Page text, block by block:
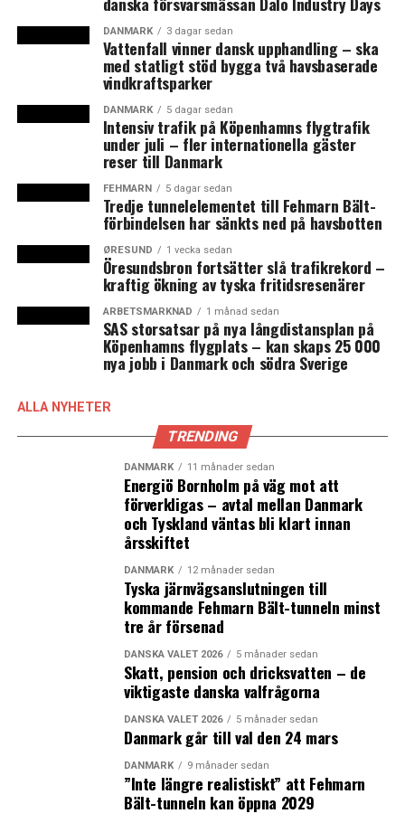
otillräckliga, menar rapporten.
Rapporten innehåller även kritik även mot
myndigheterna Socialstyrelsen och
Folkhälsomyndigheten för att de varit allt för
fokuserade mot sjukvården istället för äldreomsorgen.
Regeringen och regionerna hartidigare fått hård kritik
för hanteringen av äldreboendena under
coronapandemin då Inspektionen för vård och omsorg
(IVO) slog fast flera allvarliga brister i sin rapport som
publicerades i slutet av november. (News Øresund)
Ny dansk-svensk podcast om situationen i
Öresundsregionen under coronapandemin
Ny översikt pekar på 25 coronarelaterade störningar i
DANMARK 3 dagar sedan
Vattenfall vinner dansk upphandling – ska
med statligt stöd bygga två havsbaserade
vindkraftsparker
DANMARK 5 dagar sedan
Intensiv trafik på Köpenhamns flygtrafik
under juli – fler internationella gäster
reser till Danmark
FEHMARN 5 dagar sedan
Tredje tunnelelementet till Fehmarn Bält-
förbindelsen har sänkts ned på havsbotten
ØRESUND 1 vecka sedan
Öresundsbron fortsätter slå trafikrekord –
kraftig ökning av tyska fritidsresenärer
ARBETSMARKNAD 1 månad sedan
SAS storsatsar på nya långdistansplan på
Köpenhamns flygplats – kan skaps 25 000
nya jobb i Danmark och södra Sverige
ALLA NYHETER
TRENDING
DANMARK 11 månader sedan
Energiö Bornholm på väg mot att
förverkligas – avtal mellan Danmark
och Tyskland väntas bli klart innan
årsskiftet
DANMARK 12 månader sedan
Tyska järnvägsanslutningen till
kommande Fehmarn Bält-tunneln minst
tre år försenad
DANSKA VALET 2026 5 månader sedan
Skatt, pension och dricksvatten – de
viktigaste danska valfrågorna
DANSKA VALET 2026 5 månader sedan
Danmark går till val den 24 mars
DANMARK 9 månader sedan
”Inte längre realistiskt” att Fehmarn
Bält-tunneln kan öppna 2029